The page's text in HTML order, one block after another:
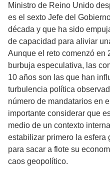
Ministro de Reino Unido
es el sexto Jefe del
década y que ha sido
de capacidad para aliviar
Aunque el reto comenzó en
burbuja especulativa, las
10 años son las que han
turbulencia política
número de mandatarios en
importante considerar que
medio de un contexto
estabilizar primero la esfera
para sacar a flote su
caos geopolítico.